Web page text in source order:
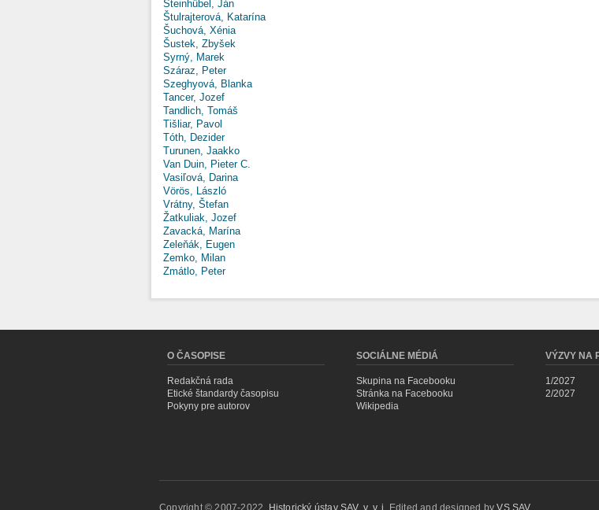
Steinhübel, Ján
Štulrajterová, Katarína
Šuchová, Xénia
Šustek, Zbyšek
Syrný, Marek
Száraz, Peter
Szeghyová, Blanka
Tancer, Jozef
Tandlich, Tomáš
Tišliar, Pavol
Tóth, Dezider
Turunen, Jaakko
Van Duin, Pieter C.
Vasiľová, Darina
Vörös, László
Vrátny, Štefan
Žatkuliak, Jozef
Zavacká, Marína
Zeleňák, Eugen
Zemko, Milan
Zmátlo, Peter
O ČASOPISE
Redakčná rada
Etické štandardy časopisu
Pokyny pre autorov
SOCIÁLNE MÉDIÁ
Skupina na Facebooku
Stránka na Facebooku
Wikipedia
VÝZVY NA
1/2027
2/2027